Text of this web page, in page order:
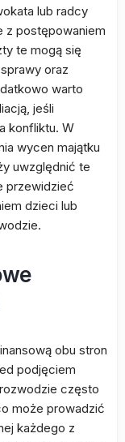
lub radcy
z postępowaniem
te mogą się
oraz
warto
jeśli
konfliktu. W
wycen majątku
uwzględnić te
przewidzieć
dzieci lub
obu stron
podjęciem
często
może prowadzić
każdego z